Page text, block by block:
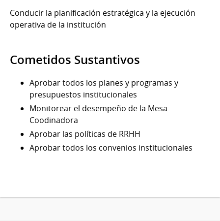
Conducir la planificación estratégica y la ejecución
operativa de la institución
Cometidos Sustantivos
Aprobar todos los planes y programas y
presupuestos institucionales
Monitorear el desempeño de la Mesa
Coodinadora
Aprobar las políticas de RRHH
Aprobar todos los convenios institucionales